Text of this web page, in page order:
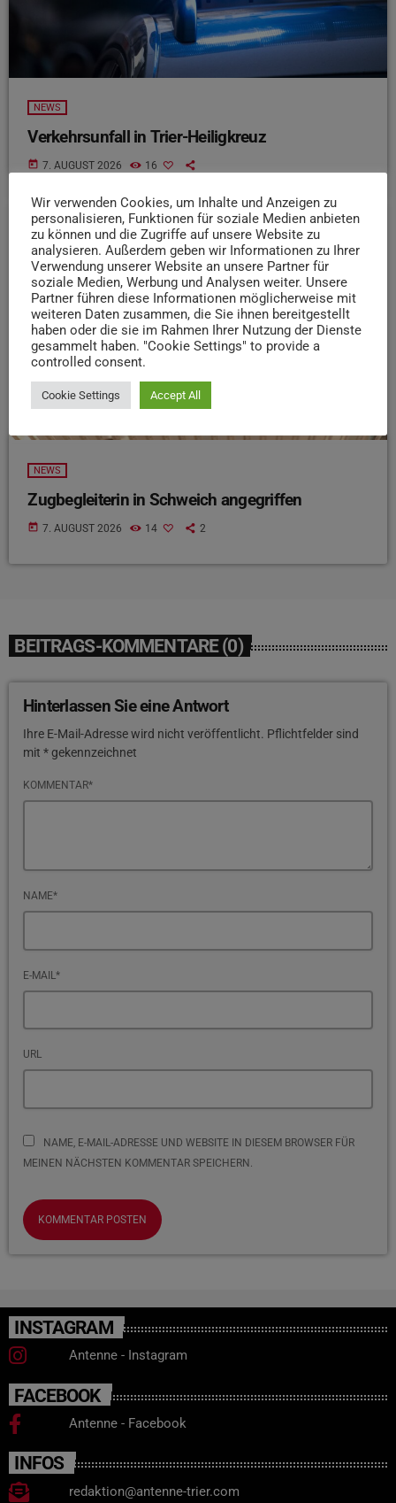
NEWS
Verkehrsunfall in Trier-Heiligkreuz
today 7. AUGUST 2026 16
insert_link
NEWS
Zugbegleiterin in Schweich angegriffen
today 7. AUGUST 2026 14 2
BEITRAGS-KOMMENTARE (0)
Hinterlassen Sie eine Antwort
Ihre E-Mail-Adresse wird nicht veröffentlicht. Pflichtfelder sind
mit * gekennzeichnet
KOMMENTAR*
NAME*
E-MAIL*
URL
NAME, E-MAIL-ADRESSE UND WEBSITE IN DIESEM BROWSER FÜR
MEINEN NÄCHSTEN KOMMENTAR SPEICHERN.
INSTAGRAM
Antenne - Instagram
FACEBOOK
Antenne - Facebook
INFOS
redaktion@antenne-trier.com
Wir verwenden Cookies, um Inhalte und Anzeigen zu
personalisieren, Funktionen für soziale Medien anbieten
zu können und die Zugriffe auf unsere Website zu
analysieren. Außerdem geben wir Informationen zu Ihrer
Verwendung unserer Website an unsere Partner für
soziale Medien, Werbung und Analysen weiter. Unsere
Partner führen diese Informationen möglicherweise mit
weiteren Daten zusammen, die Sie ihnen bereitgestellt
haben oder die sie im Rahmen Ihrer Nutzung der Dienste
gesammelt haben. "Cookie Settings" to provide a
controlled consent.
Cookie Settings Accept All